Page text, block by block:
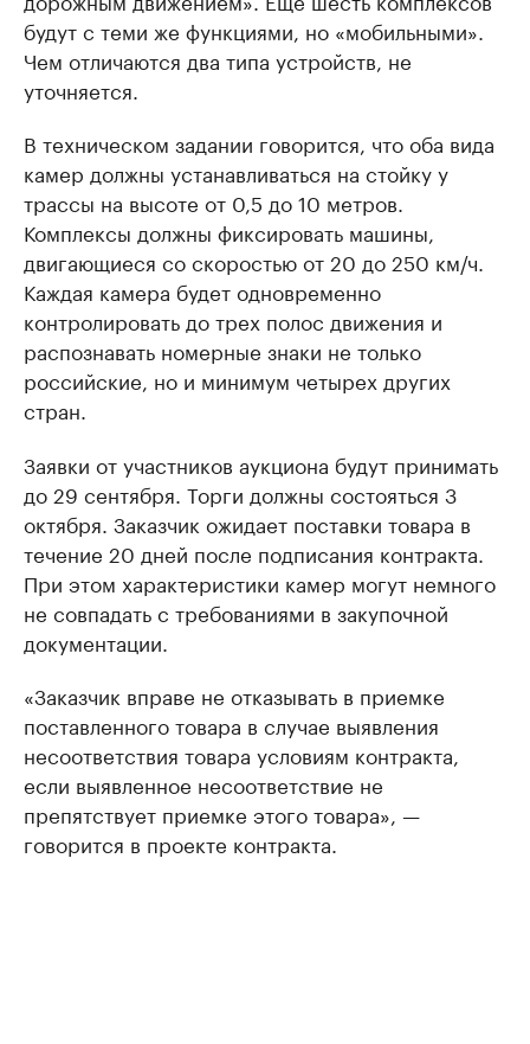
будут с теми же функциями, но «мобильными».
Чем отличаются два типа устройств, не
уточняется.
В техническом задании говорится, что оба вида
камер должны устанавливаться на стойку у
трассы на высоте от 0,5 до 10 метров.
Комплексы должны фиксировать машины,
двигающиеся со скоростью от 20 до 250 км/ч.
Каждая камера будет одновременно
контролировать до трех полос движения и
распознавать номерные знаки не только
российские, но и минимум четырех других
стран.
Заявки от участников аукциона будут принимать
до 29 сентября. Торги должны состояться 3
октября. Заказчик ожидает поставки товара в
течение 20 дней после подписания контракта.
При этом характеристики камер могут немного
не совпадать с требованиями в закупочной
документации.
«Заказчик вправе не отказывать в приемке
поставленного товара в случае выявления
несоответствия товара условиям контракта,
если выявленное несоответствие не
препятствует приемке этого товара», —
говорится в проекте контракта.